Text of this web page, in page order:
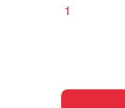
1